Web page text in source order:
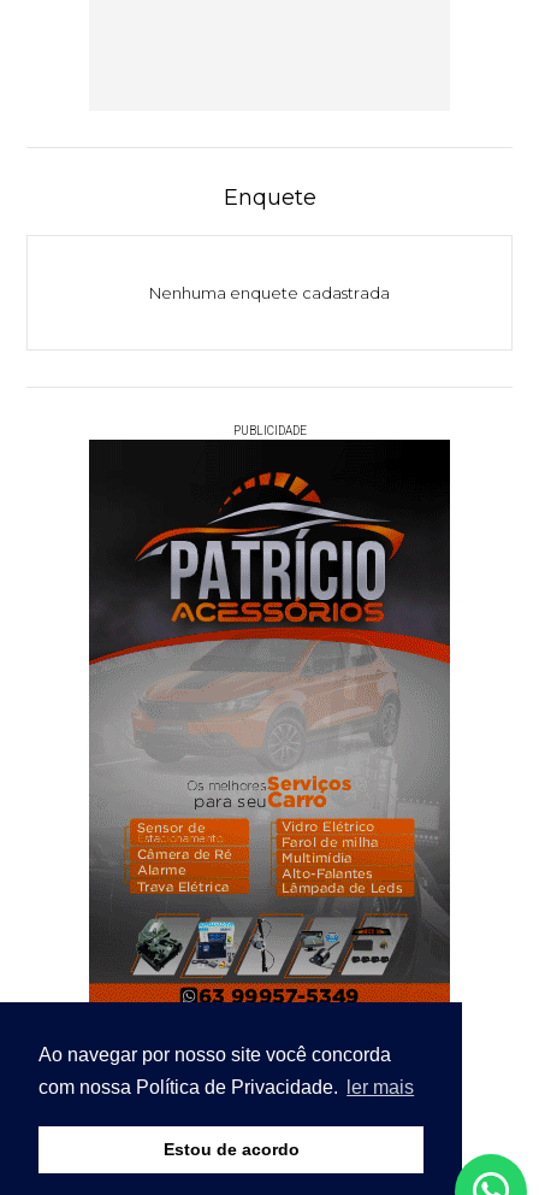
Ao navegar por nosso site você concorda
com nossa Política de Privacidade.
ler mais
Estou de acordo
Enquete
Nenhuma enquete cadastrada
PUBLICIDADE